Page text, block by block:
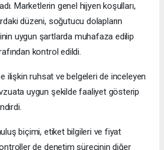
Marketlerin genel hijyen koşulları,
düzeni, soğutucu dolapların
uygun şartlarda muhafaza edilip
kontrol edildi.
ilişkin ruhsat ve belgeleri de inceleyen
uygun şekilde faaliyet gösterip
biçimi, etiket bilgileri ve fiyat
de denetim sürecinin diğer